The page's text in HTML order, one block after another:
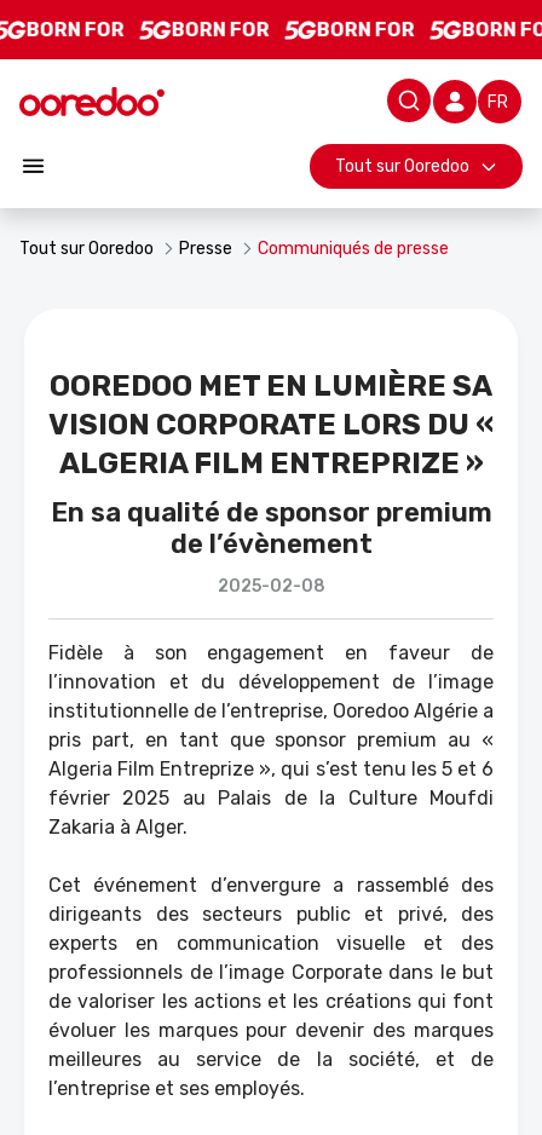
Saut au contenu principal
BORN FOR BORN FOR BORN FOR BORN
Barre
Tout sur Ooredoo
Tout sur Ooredoo Presse Communiqués de presse
OOREDOO MET EN LUMIÈRE SA
VISION CORPORATE LORS DU «
ALGERIA FILM ENTREPRIZE »
En sa qualité de sponsor premium
de l’évènement
2025-02-08
Fidèle à son engagement en faveur de
l’innovation et du développement de l’image
institutionnelle de l’entreprise, Ooredoo Algérie a
pris part, en tant que sponsor premium au «
Algeria Film Entreprize », qui s’est tenu les 5 et 6
février 2025 au Palais de la Culture Moufdi
Zakaria à Alger.
Cet événement d’envergure a rassemblé des
dirigeants des secteurs public et privé, des
experts en communication visuelle et des
professionnels de l’image Corporate dans le but
de valoriser les actions et les créations qui font
évoluer les marques pour devenir des marques
meilleures au service de la société, et de
l’entreprise et ses employés.